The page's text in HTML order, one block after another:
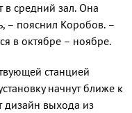
в средний зал. Она
– пояснил Коробов. –
в октябре – ноябре.
станцией
начнут ближе к
дизайн выхода из